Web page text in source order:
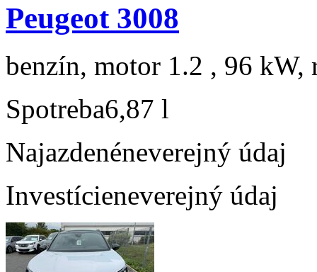
Peugeot 3008
benzín, motor 1.2 , 96 kW,
Spotreba6,87 l
Najazdenéneverejný údaj
Investícieneverejný údaj